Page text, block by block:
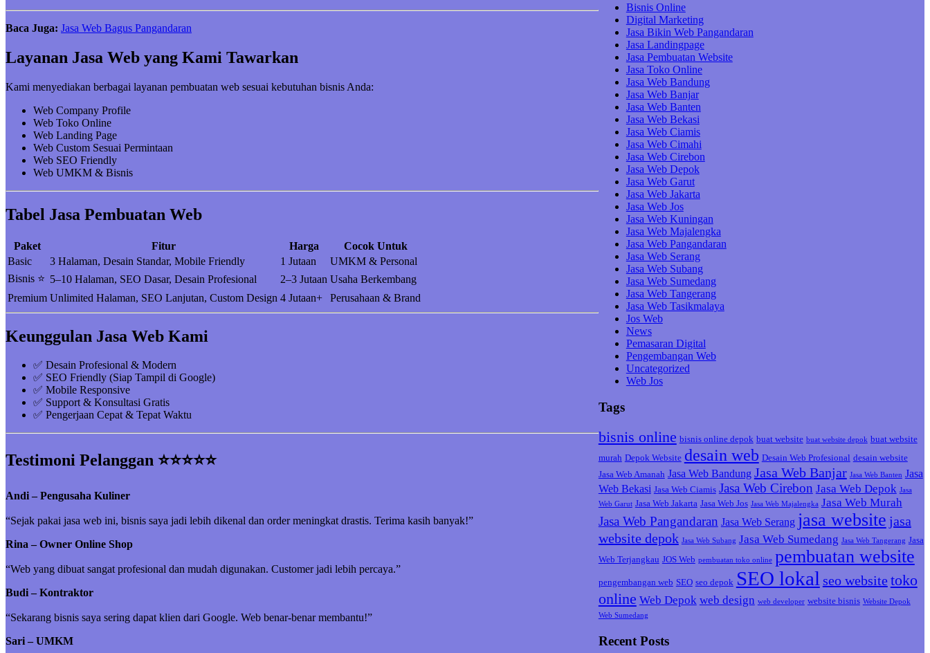
Baca Juga: Jasa Web Bagus Pangandaran
Layanan Jasa Web yang Kami Tawarkan
Kami menyediakan berbagai layanan pembuatan web sesuai kebutuhan bisnis Anda:
Web Company Profile
Web Toko Online
Web Landing Page
Web Custom Sesuai Permintaan
Web SEO Friendly
Web UMKM & Bisnis
Tabel Jasa Pembuatan Web
Paket Fitur Harga
Cocok Untuk
Basic
3 Halaman, Desain Standar, Mobile Friendly 1 Jutaan
UMKM & Personal
Bisnis ⭐ 5–10 Halaman, SEO Dasar, Desain Profesional 2–3 Jutaan Usaha Berkembang
Premium Unlimited Halaman, SEO Lanjutan, Custom Design 4 Jutaan+ Perusahaan & Brand
Keunggulan Jasa Web Kami
✅ Desain Profesional & Modern
✅ SEO Friendly (Siap Tampil di Google)
✅ Mobile Responsive
✅ Support & Konsultasi Gratis
✅ Pengerjaan Cepat & Tepat Waktu
Testimoni Pelanggan ⭐⭐⭐⭐⭐
Andi – Pengusaha Kuliner
“Sejak pakai jasa web ini, bisnis saya jadi lebih dikenal dan order meningkat drastis. Terima kasih banyak!”
Rina – Owner Online Shop
“Web yang dibuat sangat profesional dan mudah digunakan. Customer jadi lebih percaya.”
Budi – Kontraktor
“Sekarang bisnis saya sering dapat klien dari Google. Web benar-benar membantu!”
Sari – UMKM
Bisnis Online
Digital Marketing
Jasa Bikin Web Pangandaran
Jasa Landingpage
Jasa Pembuatan Website
Jasa Toko Online
Jasa Web Bandung
Jasa Web Banjar
Jasa Web Banten
Jasa Web Bekasi
Jasa Web Ciamis
Jasa Web Cimahi
Jasa Web Cirebon
Jasa Web Depok
Jasa Web Garut
Jasa Web Jakarta
Jasa Web Jos
Jasa Web Kuningan
Jasa Web Majalengka
Jasa Web Pangandaran
Jasa Web Serang
Jasa Web Subang
Jasa Web Sumedang
Jasa Web Tangerang
Jasa Web Tasikmalaya
Jos Web
News
Pemasaran Digital
Pengembangan Web
Uncategorized
Web Jos
Tags
bisnis online bisnis online depok buat website buat website depok buat website
murah Depok Website desain web Desain Web Profesional desain website
Jasa Web Amanah Jasa Web Bandung Jasa Web Banjar Jasa Web Banten Jasa
Web Bekasi Jasa Web Ciamis Jasa Web Cirebon Jasa Web Depok Jasa
Web Garut Jasa Web Jakarta Jasa Web Jos Jasa Web Majalengka Jasa Web Murah
Jasa Web Pangandaran Jasa Web Serang jasa website jasa
website depok Jasa Web Subang Jasa Web Sumedang Jasa Web Tangerang Jasa
Web Terjangkau JOS Web pembuatan toko online pembuatan website
pengembangan web SEO seo depok SEO lokal seo website toko
online Web Depok web design web developer website bisnis Website Depok
Web Sumedang
Recent Posts